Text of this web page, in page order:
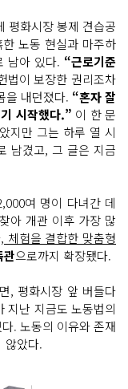
평화시장 봉제 견습공
노동 현실과 마주하
남아 있다. “근로기준
법이 보장한 권리조차
을 내던졌다. “혼자 잘
시작했다.” 이 한 문
지만 그는 하루 열 시
남겼고, 그 글은 지금
여 명이 다녀간 데
아 개관 이후 가장 많
체험을 결합한 맞춤형
관으로까지 확장됐다.
, 평화시장 앞 버들다
지난 지금도 노동법의
. 노동의 이유와 존재
않았다.